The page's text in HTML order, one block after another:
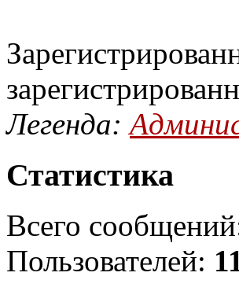
Легенда:
Статистика
Всего
Пользователей: